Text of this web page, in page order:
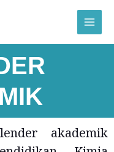
Main
Menu
akademik